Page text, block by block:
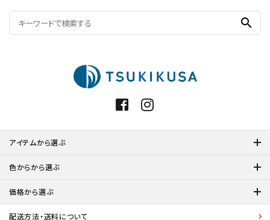
search
アイテムから選ぶ
色からから選ぶ
価格から選ぶ
配送方法・送料について